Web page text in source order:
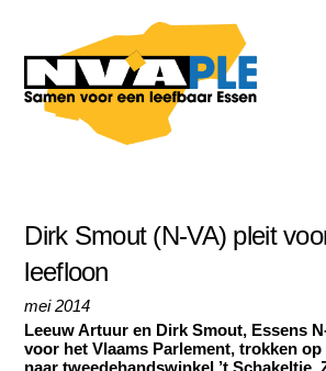
Dirk Smout (N-VA) pleit
leefloon
mei 2014
Leeuw Artuur en Dirk Smout, Essens
voor het Vlaams Parlement, trokken op
naar tweedehandswinkel ’t Schakeltje.